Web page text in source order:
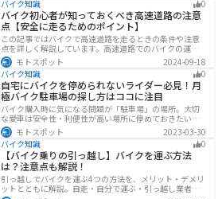
できます。
バイク知識
0
バイク初心者が知っておくべき高速道路の注意
点【安全に走るためのポイント】
この記事ではバイクで高速道路を走るときの条件や注意
点を詳しく解説しています。高速道路でのバイクの運転
に不安を感じていませんか？実は安全に運転するには、
走行条件や注意点を正しく理解することが大切です。高
速道路でも安全にバイクの運転を楽しむ方法を紹介しま
す！
モトスポット
2024-09-18
バイク知識
0
自宅にバイクを停められないライダー必見！月
極バイク駐車場の探し方はココに注目
バイク購入時に気になる問題が「駐車場」の場所。大切
な愛車は安全性・利便性が高い場所に停めておきたいで
すよね？ 当記事ではそんな駐車場選びについて解説して
います。すでにバイクを持っていて、新しい駐車場を探
している人もぜひ参考にしてくださいね。
モトスポット
2023-03-30
バイク知識
0
【バイク乗りの引っ越し】バイクを運ぶ方法
は？注意点も解説！
引っ越しでバイクを運ぶ4つの方法を、メリット・デメリ
ットとともに解説。自走・自分で運ぶ・引っ越し業者・